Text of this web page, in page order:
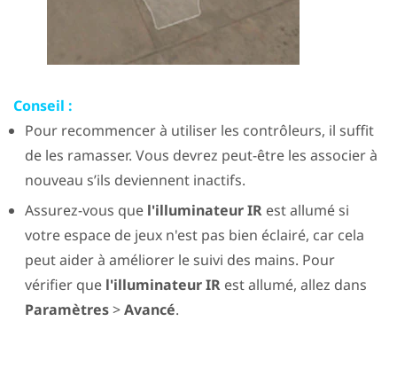
Conseil :
Pour recommencer à utiliser les contrôleurs, il suffit
de les ramasser. Vous devrez peut-être les associer à
nouveau s’ils deviennent inactifs.
Assurez-vous que l'illuminateur IRest allumé si
votre espace de jeux n'est pas bien éclairé, car cela
peut aider à améliorer le suivi des mains. Pour
vérifier que l'illuminateur IRest allumé, allez dans
Paramètres>Avancé.